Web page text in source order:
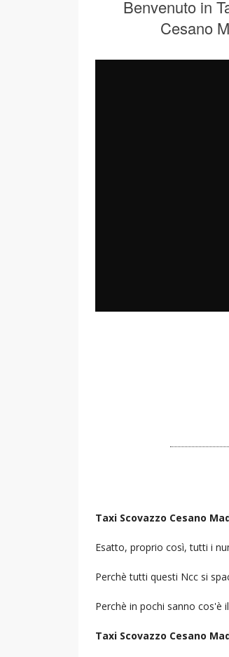
Benvenuto in
Cesano
Taxi Scovazzo Cesano
Esatto, proprio così, tutti i
Perchè tutti questi Ncc si
Perchè in pochi sanno cos'è
Taxi Scovazzo Cesano